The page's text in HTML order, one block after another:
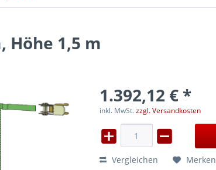
Höhe 1,5 m
1.392,12 € *
inkl. MwSt.zzgl. Versandkosten
Vergleichen Merken